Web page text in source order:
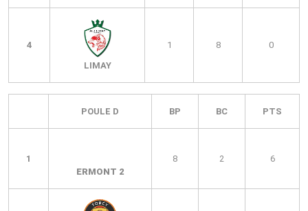
4
LIMAY
1 8 0
POULE D BP BC PTS
1
ERMONT 2
8 2 6